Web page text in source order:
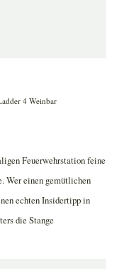
4 Weinbar
Feuerwehrstation feine
Wer einen gemütlichen
echten Insidertipp in
die Stange